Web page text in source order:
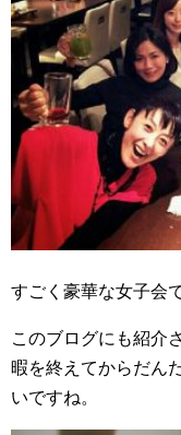
すごく豪華な女子会
このブログにも紹介
暇を終えてからだん
いですね。